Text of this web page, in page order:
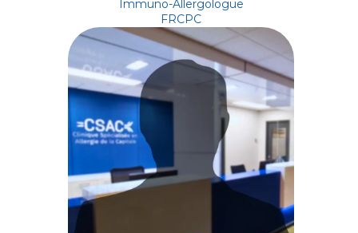
Immuno-Allergologue
FRCPC